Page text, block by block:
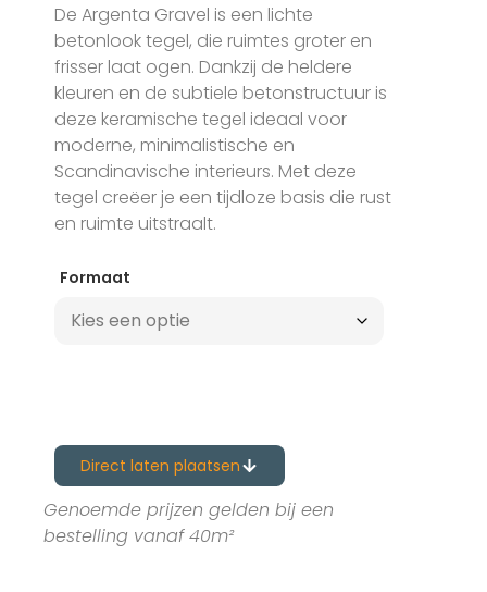
De Argenta Gravel is een lichte
betonlook tegel, die ruimtes groter en
frisser laat ogen. Dankzij de heldere
kleuren en de subtiele betonstructuur is
deze keramische tegel ideaal voor
moderne, minimalistische en
Scandinavische interieurs. Met deze
tegel creëer je een tijdloze basis die rust
en ruimte uitstraalt.
Formaat
Direct laten plaatsen
Genoemde prijzen gelden bij een
bestelling vanaf 40m²